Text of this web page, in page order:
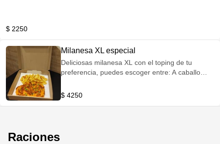
$ 2250
Milanesa XL especial
Deliciosas milanesa XL con el toping de tu
preferencia, puedes escoger entre: A caballo
y queso
$ 4250
Raciones